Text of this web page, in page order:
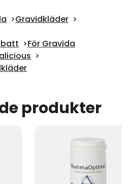
Gravidkläder
För Gravida
produkter